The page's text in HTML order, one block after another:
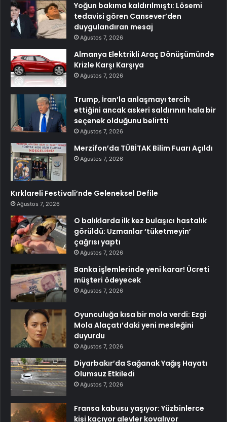
Yoğun bakıma kaldırılmıştı: Lösemi
tedavisi gören Cansever’den
duygulandıran mesaj
Ağustos 7, 2026
Almanya Elektrikli Araç Dönüşümünde
Krizle Karşı Karşıya
Ağustos 7, 2026
Trump, İran’la anlaşmayı tercih
ettiğini ancak askeri saldırının hala bir
seçenek olduğunu belirtti
Ağustos 7, 2026
Merzifon’da TÜBİTAK Bilim Fuarı Açıldı
Ağustos 7, 2026
Kırklareli Festivali’nde Geleneksel Defile
Ağustos 7, 2026
O balıklarda ilk kez bulaşıcı hastalık
görüldü: Uzmanlar ‘tüketmeyin’
çağrısı yaptı
Ağustos 7, 2026
Banka işlemlerinde yeni karar! Ücreti
müşteri ödeyecek
Ağustos 7, 2026
Oyunculuğa kısa bir mola verdi: Ezgi
Mola Alaçatı’daki yeni mesleğini
duyurdu
Ağustos 7, 2026
Diyarbakır’da Sağanak Yağış Hayatı
Olumsuz Etkiledi
Ağustos 7, 2026
Fransa kabusu yaşıyor: Yüzbinlerce
kişi kaçıyor alevler kovalıyor